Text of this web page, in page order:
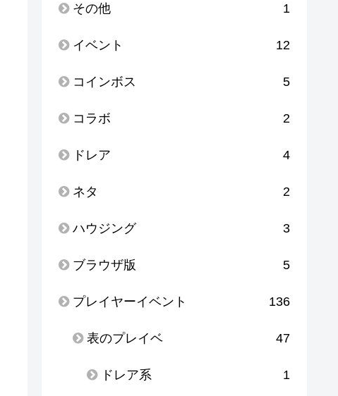
その他 1
イベント 12
コインボス 5
コラボ 2
ドレア 4
ネタ 2
ハウジング 3
ブラウザ版 5
プレイヤーイベント 136
表のプレイベ 47
ドレア系 1